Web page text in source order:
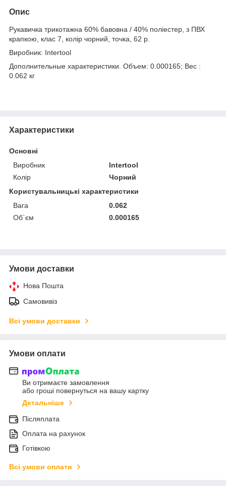
Опис
Рукавичка трикотажна 60% бавовна / 40% поліестер, з ПВХ
крапкою, клас 7, колір чорний, точка, 62 р.
Виробник: Intertool
Дополнительные характеристики. Объем: 0.000165; Вес :
0.062 кг
Характеристики
Основні
Виробник
Intertool
Колір
Чорний
Користувальницькі характеристики
Вага
0.062
Об`єм
0.000165
Умови доставки
Нова Пошта
Самовивіз
Всі умови доставки
Умови оплати
Ви отримаєте замовлення
або гроші повернуться на вашу картку
Детальніше
Післяплата
Оплата на рахунок
Готівкою
Всі умови оплати